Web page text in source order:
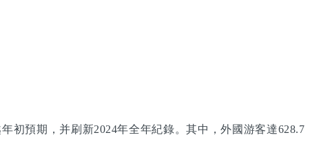
初預期，并刷新2024年全年紀錄。其中，外國游客達628.7